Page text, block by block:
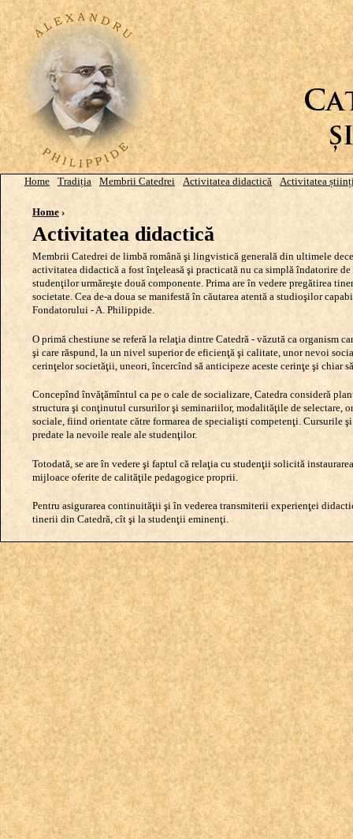
Jump to navigation
You are here
Home ›
Activitatea didactică
Membrii Catedrei de limbă română şi lingvistică generală din ultimele
activitatea didactică a fost înţeleasă şi practicată nu ca simplă îndatorire
studenţilor urmăreşte două componente. Prima are în vedere pregătirea
societate. Cea de-a doua se manifestă în căutarea atentă a studioşilor
Fondatorului - A. Philippide.
O primă chestiune se referă la relaţia dintre Catedră - văzută ca
şi care răspund, la un nivel superior de eficienţă şi calitate, unor nevoi
cerinţelor societăţii, uneori, încercînd să anticipeze aceste cerinţe şi chiar
Concepînd învăţămîntul ca pe o cale de socializare, Catedra consideră
structura şi conţinutul cursurilor şi seminariilor, modalităţile de selectare,
sociale, fiind orientate către formarea de specialişti competenţi.
predate la nevoile reale ale studenţilor.
Totodată, se are în vedere şi faptul că relaţia cu studenţii solicită
mijloace oferite de calităţile pedagogice proprii.
Pentru asigurarea continuităţii şi în vederea transmiterii experienţei
tinerii din Catedră, cît şi la studenţii eminenţi.
Main menu
Home Tradiția Membrii Catedrei Activitatea didactică Activitatea